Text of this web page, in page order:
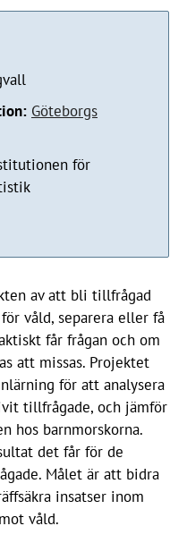
Göteborgs
för
av att bli tillfrågad
våld, separera eller få
får frågan och om
att missas. Projektet
för att analysera
tillfrågade, och jämför
hos barnmorskorna.
det får för de
Målet är att bidra
insatser inom
våld.